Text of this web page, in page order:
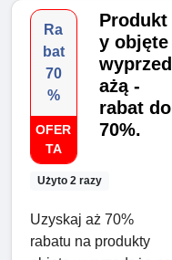
Ra
bat
70
%
OFER
TA
Użyto 2 razy
Produkt
y objęte
wyprzed
ażą -
rabat do
70%.
Uzyskaj aż 70%
rabatu na produkty